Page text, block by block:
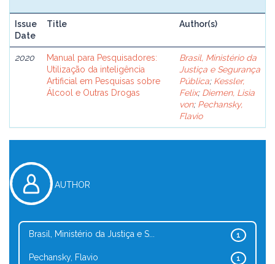
Issue
Date
Title Author(s)
2020
Manual para Pesquisadores:
Utilização da inteligência
Artificial em Pesquisas sobre
Álcool e Outras Drogas
Brasil, Ministério da
Justiça e Segurança
Pública; Kessler,
Felix; Diemen, Lisia
von; Pechansky,
Flavio
AUTHOR
1
Brasil, Ministério da Justiça e S...
1
Pechansky, Flavio